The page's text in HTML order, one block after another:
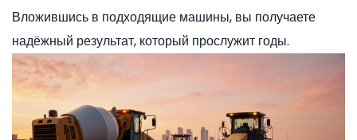
Вложившись в подходящие машины, вы получаете
надёжный результат, который прослужит годы.